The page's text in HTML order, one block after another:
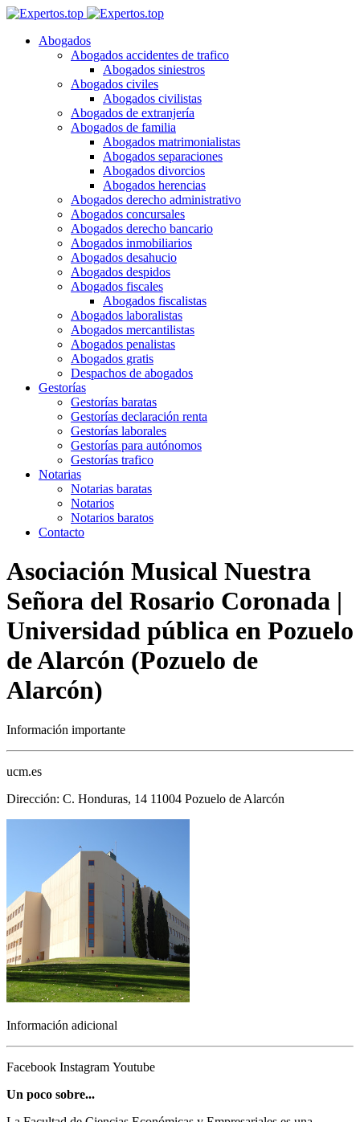
Abogados
Abogados accidentes de trafico
Abogados siniestros
Abogados civiles
Abogados civilistas
Abogados de extranjería
Abogados de familia
Abogados matrimonialistas
Abogados separaciones
Abogados divorcios
Abogados herencias
Abogados derecho administrativo
Abogados concursales
Abogados derecho bancario
Abogados inmobiliarios
Abogados desahucio
Abogados despidos
Abogados fiscales
Abogados fiscalistas
Abogados laboralistas
Abogados mercantilistas
Abogados penalistas
Abogados gratis
Despachos de abogados
Gestorías
Gestorías baratas
Gestorías declaración renta
Gestorías laborales
Gestorías para autónomos
Gestorías trafico
Notarias
Notarias baratas
Notarios
Notarios baratos
Contacto
Asociación Musical Nuestra
Señora del Rosario Coronada |
Universidad pública en Pozuelo
de Alarcón (Pozuelo de
Alarcón)
Información importante
ucm.es
Dirección: C. Honduras, 14 11004 Pozuelo de Alarcón
Información adicional
Facebook Instagram Youtube
Un poco sobre...